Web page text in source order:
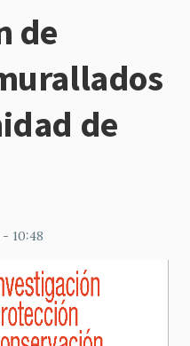
de
de
10:48